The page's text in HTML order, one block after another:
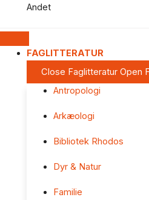
Andet
FAGLITTERATUR
Close Faglitteratur Open
Antropologi
Arkæologi
Bibliotek Rhodos
Dyr & Natur
Familie